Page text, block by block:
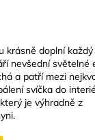
krásně doplní
nevšední světelné
a patří mezi
svíčka do
je výhradně z